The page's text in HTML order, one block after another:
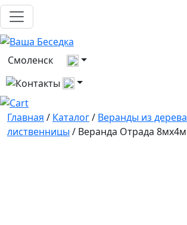
Смоленск
Выберите город
Все контакты
Главная / Каталог/ Веранды из дерева
лиственницы / Веранда Отрада 8мх4м